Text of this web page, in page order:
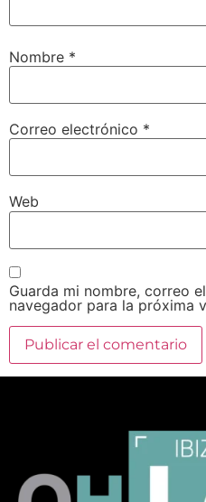
Nombre *
Correo electrónico *
Web
Guarda mi nombre, correo
navegador para la próxima